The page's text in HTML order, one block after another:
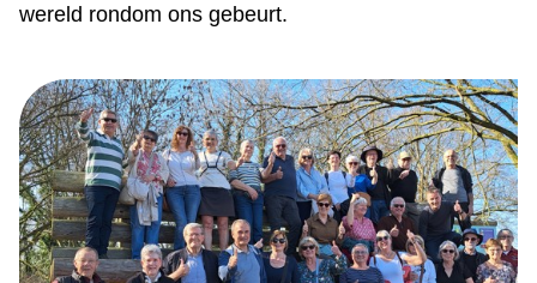
wereld rondom ons gebeurt.